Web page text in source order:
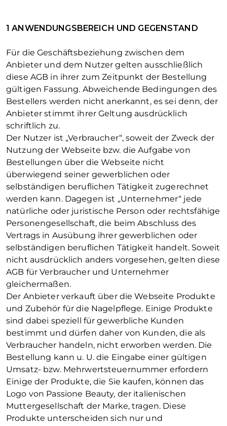
1 ANWENDUNGSBEREICH UND GEGENSTAND
Für die Geschäftsbeziehung zwischen dem
Anbieter und dem Nutzer gelten ausschließlich
diese AGB in ihrer zum Zeitpunkt der Bestellung
gültigen Fassung. Abweichende Bedingungen des
Bestellers werden nicht anerkannt, es sei denn, der
Anbieter stimmt ihrer Geltung ausdrücklich
schriftlich zu.
Der Nutzer ist „Verbraucher“, soweit der Zweck der
Nutzung der Webseite bzw. die Aufgabe von
Bestellungen über die Webseite nicht
überwiegend seiner gewerblichen oder
selbständigen beruflichen Tätigkeit zugerechnet
werden kann. Dagegen ist „Unternehmer“ jede
natürliche oder juristische Person oder rechtsfähige
Personengesellschaft, die beim Abschluss des
Vertrags in Ausübung ihrer gewerblichen oder
selbständigen beruflichen Tätigkeit handelt. Soweit
nicht ausdrücklich anders vorgesehen, gelten diese
AGB für Verbraucher und Unternehmer
gleichermaßen.
Der Anbieter verkauft über die Webseite Produkte
und Zubehör für die Nagelpflege. Einige Produkte
sind dabei speziell für gewerbliche Kunden
bestimmt und dürfen daher von Kunden, die als
Verbraucher handeln, nicht erworben werden. Die
Bestellung kann u. U. die Eingabe einer gültigen
Umsatz- bzw. Mehrwertsteuernummer erfordern
Einige der Produkte, die Sie kaufen, können das
Logo von Passione Beauty, der italienischen
Muttergesellschaft der Marke, tragen. Diese
Produkte unterscheiden sich nur und